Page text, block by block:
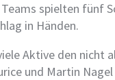
spielten fünf
in Händen.
Aktive den nicht
und Martin